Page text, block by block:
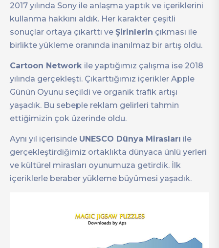
2017 yılında Sony ile anlaşma yaptık ve içeriklerini
kullanma hakkını aldık. Her karakter çeşitli
sonuçlar ortaya çıkarttı ve Şirinlerin çıkması ile
birlikte yükleme oranında inanılmaz bir artış oldu.
Cartoon Network ile yaptığımız çalışma ise 2018
yılında gerçekleşti. Çıkarttığımız içerikler Apple
Günün Oyunu seçildi ve organik trafik artışı
yaşadık. Bu sebeple reklam gelirleri tahmin
ettiğimizin çok üzerinde oldu.
Aynı yıl içerisinde UNESCO Dünya Mirasları ile
gerçekleştirdiğimiz ortaklıkta dünyaca ünlü yerleri
ve kültürel mirasları oyunumuza getirdik. İlk
içeriklerle beraber yükleme büyümesi yaşadık.